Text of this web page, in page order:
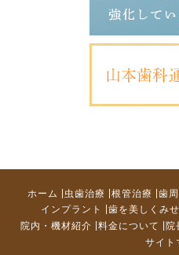
ホーム | 虫歯治療 |根管治療 |歯
インプラント
歯を美しくみ
院内・機材紹介
料金について 院
サイト